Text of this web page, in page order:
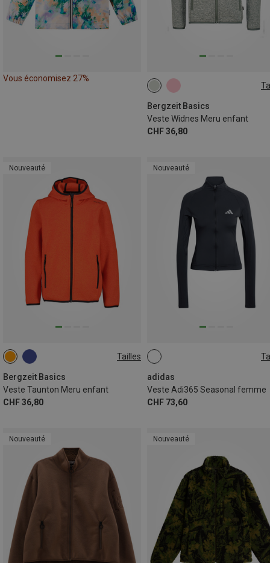
Vous économisez 27%
Bergzeit Basics
Veste Widnes Meru enfant
CHF 36,80
116
164
Nouveauté
Tailles
Bergzeit Basics
Veste Taunton Meru enfant
CHF 36,80
116
164
Nouveauté
adidas
Veste Adi365 Seasonal femme
CHF 73,60
XS
Nouveauté Nouveauté